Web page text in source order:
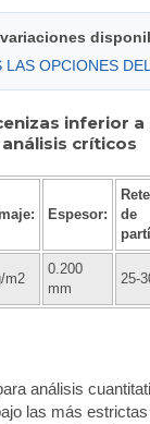
variaciones
LAS OPCIONES
inferior a
críticos
Espesor:
de
m2
0.200
mm
25-
análisis
las más